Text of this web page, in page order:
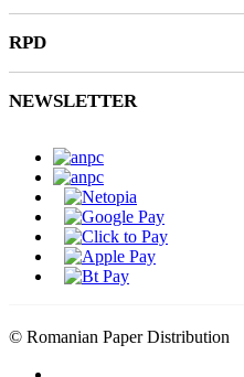
Ambalare
RPD
Despre noi
Modalitati de Livrare
NEWSLETTER
© Romanian Paper Distribution